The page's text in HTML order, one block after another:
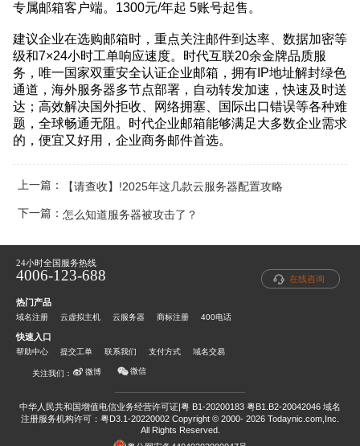
专属邮箱客户端。1300元/年起 5账号起售。
建议企业在选购邮箱时，重点关注邮件到达率、数据加密等
级和7×24小时工单响应速度。时代互联20余金牌品质服
务，唯一国家双重安全认证企业邮箱，拥有IP地址解封绿色
通道，海外服务器多节点部署，自动转发加速，快速及时送
达；高效解决国外拒收、网络拥塞、国际出口错误等各种难
题，全球畅通无阻。时代企业邮箱能够满足大多数企业需求
的，便宜又好用，企业商务邮件首选。
上一篇： 【请查收】!2025年这几款云服务器配置攻略
下一篇：怎么知道服务器被攻击了？
24小时全国服务热线
4006-123-688 在线咨询
热门产品
域名注册 云虚拟主机 云服务器 商标注册 400电话
快速入口
帮助中心 提交工单 联系我们 支付方式 域名交易
关注我们： 微博 微信
中华人民共和国增值电信业务经营许可证|粤 B1-20200183 粤B1.B2-20042046 域名
注册服务机构许可：粤D3.1-20220002 Copyright © 2000- 2026 Todaynic.com,Inc.
All Rights Reserved.